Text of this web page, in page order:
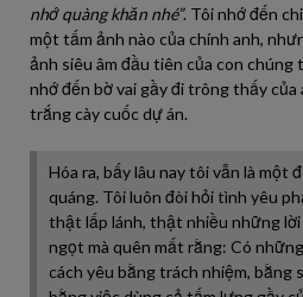
nhớ quàng khăn nhé”. Tôi nhớ đến
một tấm ảnh nào của chính anh,
ảnh siêu âm đầu tiên của con
nhớ đến bờ vai gầy đi trông thấy
trắng cày cuốc dự án.
Hóa ra, bấy lâu nay tôi vẫn là một
quáng. Tôi luôn đòi hỏi tình yêu
thật lấp lánh, thật nhiều những
ngọt mà quên mất rằng: Có
cách yêu bằng trách nhiệm, bằng